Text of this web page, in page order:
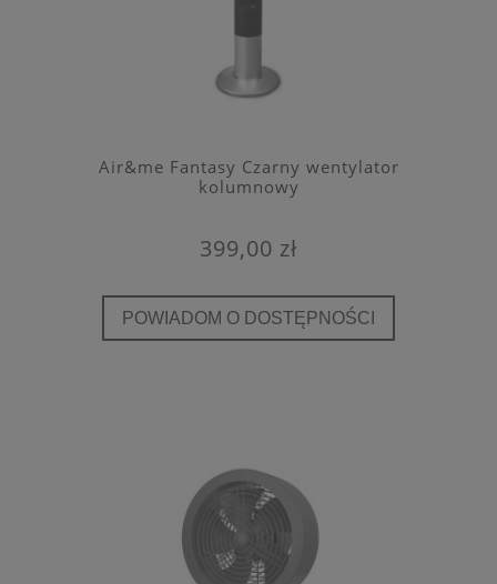
Air&me Fantasy Czarny wentylator
kolumnowy
399,00 zł
POWIADOM O DOSTĘPNOŚCI